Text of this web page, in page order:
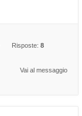
Risposte: 8
Vai al messaggio